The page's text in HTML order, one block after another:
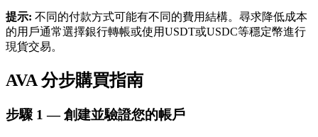
借貸寶
提示: 不同的付款方式可能有不同的費用結構。尋求降低成本
的用戶通常選擇銀行轉帳或使用USDT或USDC等穩定幣進行
現貨交易。
AVA 分步購買指南
步驟 1 —創建並驗證您的帳戶